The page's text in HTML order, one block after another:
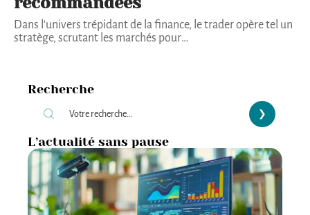
Dans l'univers trépidant de la finance, le trader opère tel un
stratège, scrutant les marchés pour…
Recherche
L’actualité sans pause